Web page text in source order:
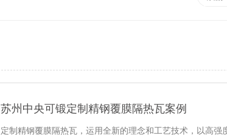
苏州中央可锻定制精钢覆膜隔热瓦案例
定制精钢覆膜隔热瓦，运用全新的理念和工艺技术，以高强